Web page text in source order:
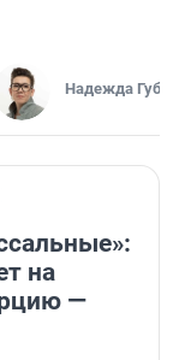
Надежда
на
—